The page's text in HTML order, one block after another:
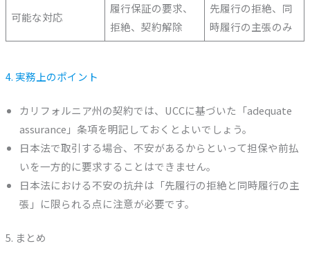
可能な対応
履行保証の要求、
拒絶、契約解除
先履行の拒絶、同
時履行の主張のみ
4. 実務上のポイント
カリフォルニア州の契約では、UCCに基づいた「adequate
assurance」条項を明記しておくとよいでしょう。
日本法で取引する場合、不安があるからといって担保や前払
いを一方的に要求することはできません。
日本法における不安の抗弁は「先履行の拒絶と同時履行の主
張」に限られる点に注意が必要です。
5. まとめ